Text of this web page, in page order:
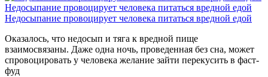
Недосыпание провоцирует человека питаться вредной едой
Недосыпание провоцирует человека питаться вредной едой
Оказалось, что недосып и тяга к вредной пище
взаимосвязаны. Даже одна ночь, проведенная без сна, может
спровоцировать у человека желание зайти перекусить в фаст-
фуд